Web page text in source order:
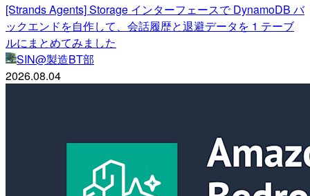
[Strands Agents] Storage インターフェースで DynamoDB バ
ックエンドを自作して、会話履歴と退避データを 1 テーブ
ルにまとめてみました
SIN@製造BT部
2026.08.04